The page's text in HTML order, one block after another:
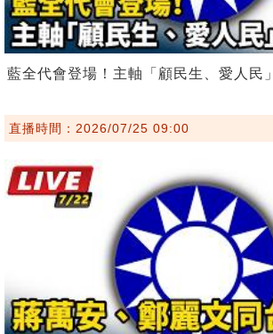
藍全代會登場！主軸「顧民生、愛人民」
直播時間：2026/07/25 09:00